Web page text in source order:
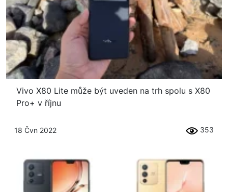
Vivo X80 Lite může být uveden na trh spolu s X80
Pro+ v říjnu
18 Čvn 2022 353